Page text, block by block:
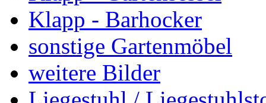
Klapp - Barhocker
sonstige Gartenmöbel
weitere Bilder